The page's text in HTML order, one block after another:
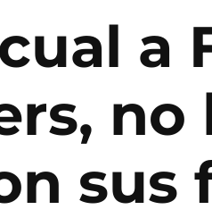
a
no
sus